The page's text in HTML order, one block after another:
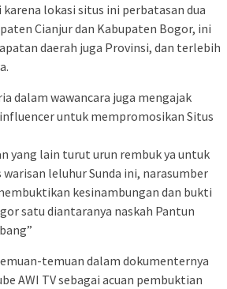
lokasi situs ini perbatasan dua
Cianjur dan Kabupaten Bogor, ini
daerah juga Provinsi, dan terlebih
dalam wawancara juga mengajak
untuk mempromosikan Situs
yang lain turut urun rembuk ya untuk
leluhur Sunda ini, narasumber
kesinambungan dan bukti
satu diantaranya naskah Pantun
temuan dalam dokumenternya
AWI TV sebagai acuan pembuktian